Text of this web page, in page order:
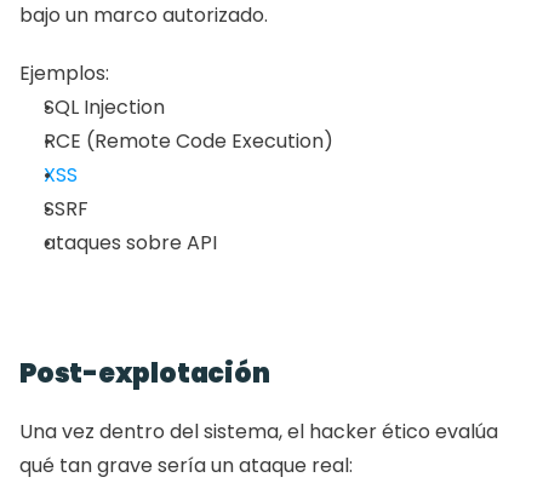
bajo un marco autorizado.
Ejemplos:
SQL Injection
RCE (Remote Code Execution)
XSS
SSRF
ataques sobre API
Post-explotación
Una vez dentro del sistema, el hacker ético evalúa
qué tan grave sería un ataque real: